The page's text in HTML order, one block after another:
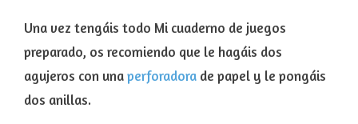
Una vez tengáis todo Mi cuaderno de juegos
preparado, os recomiendo que le hagáis dos
agujeros con unaperforadora de papel y le pongáis
dos anillas.